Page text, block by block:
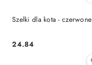
Szelki dla kota - czerwone
Cena:
24.84